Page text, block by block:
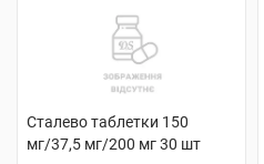
Сталево таблетки 150
мг/37,5 мг/200 мг 30 шт